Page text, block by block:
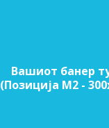
Вашиот банер
(Позиција M2 -